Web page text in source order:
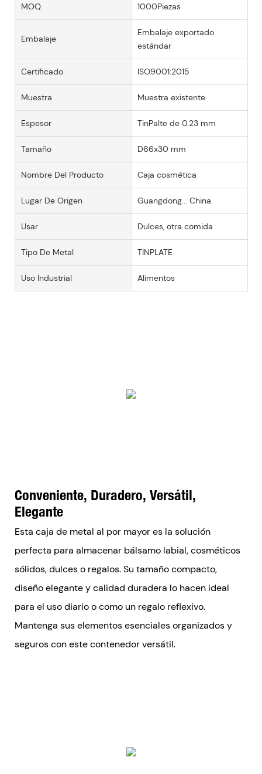
MOQ 1000Piezas
Embalaje
Embalaje exportado
estándar
Certificado ISO9001:2015
Muestra Muestra existente
Espesor TinPalte de 0.23 mm
Tamaño D66x30 mm
Nombre Del Producto Caja cosmética
Lugar De Origen Guangdong... China
Usar Dulces, otra comida
Tipo De Metal TINPLATE
Uso Industrial Alimentos
Conveniente, Duradero, Versátil,
Elegante
Esta caja de metal al por mayor es la solución
perfecta para almacenar bálsamo labial, cosméticos
sólidos, dulces o regalos. Su tamaño compacto,
diseño elegante y calidad duradera lo hacen ideal
para el uso diario o como un regalo reflexivo.
Mantenga sus elementos esenciales organizados y
seguros con este contenedor versátil.